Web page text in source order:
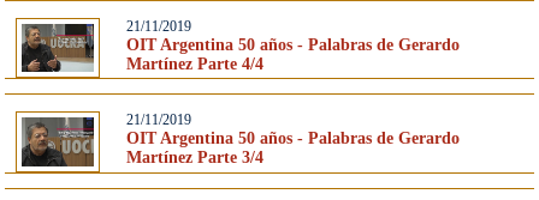
21/11/2019
OIT Argentina 50 años - Palabras de Gerardo
Martínez Parte 4/4
21/11/2019
OIT Argentina 50 años - Palabras de Gerardo
Martínez Parte 3/4